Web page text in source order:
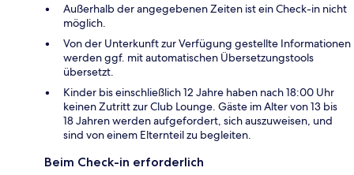
Außerhalb der angegebenen Zeiten ist ein Check-in nicht
möglich.
Von der Unterkunft zur Verfügung gestellte Informationen
werden ggf. mit automatischen Übersetzungstools
übersetzt.
Kinder bis einschließlich 12 Jahre haben nach 18:00 Uhr
keinen Zutritt zur Club Lounge. Gäste im Alter von 13 bis
18 Jahren werden aufgefordert, sich auszuweisen, und
sind von einem Elternteil zu begleiten.
Beim Check-in erforderlich